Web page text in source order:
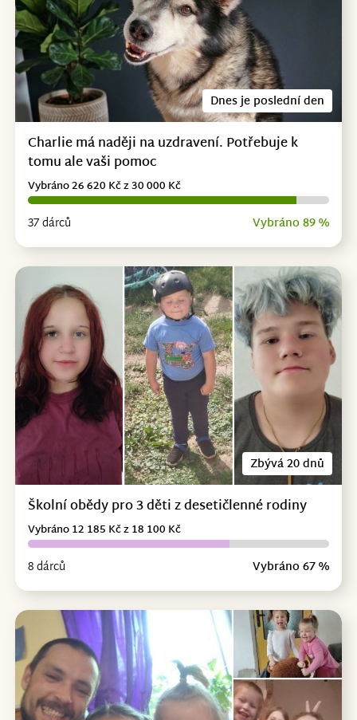
Dnes je poslední den
Charlie má naději na uzdravení. Potřebuje k
tomu ale vaši pomoc
37 dárců Vybráno 89 %
Vybráno 26 620 Kč z 30 000 Kč
Zbývá 20 dnů
Školní obědy pro 3 děti z desetičlenné rodiny
8 dárců Vybráno 67 %
Vybráno 12 185 Kč z 18 100 Kč